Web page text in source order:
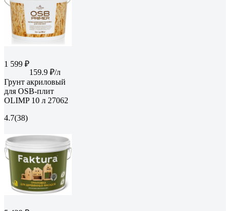
1 599 ₽
159.9 ₽/л
Грунт акриловый
для OSB-плит
OLIMP 10 л 27062
4.7(38)